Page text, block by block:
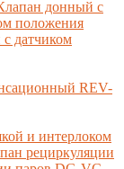
донный с
положения
датчиком
REV-
и интерлоком
рециркуляции